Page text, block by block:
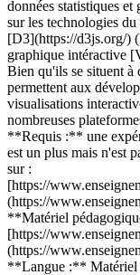
données statistiques et
sur les technologies
[D3](https://d3js.org/)
graphique intéractive
Bien qu'ils se situent à
permettent aux
visualisations
nombreuses
**Requis :** une
est un plus mais n'est
sur :
[https://
(https://
**Matériel
[https://
(https://
**Langue :** Matériel